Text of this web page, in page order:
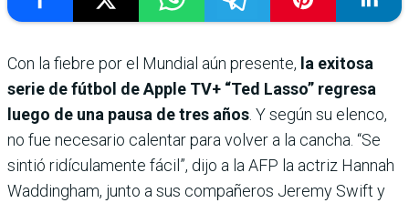
Con la fiebre por el Mundial aún presente, la exitosa
serie de fútbol de Apple TV+ “Ted Lasso” regresa
luego de una pausa de tres años . Y según su elenco,
no fue necesario calentar para volver a la cancha. “Se
sintió ridículamente fácil”, dijo a la AFP la actriz Hannah
Waddingham, junto a sus compañeros Jeremy Swift y